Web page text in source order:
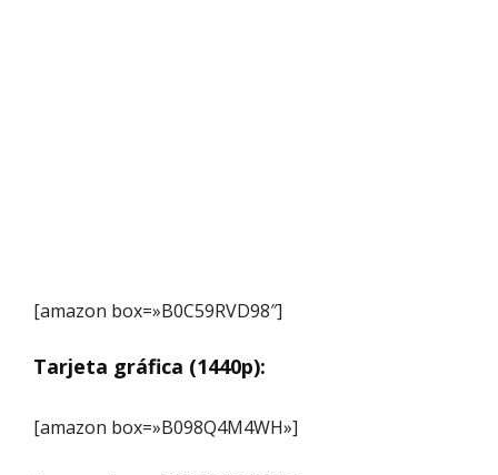
[amazon box=»B0C59RVD98″]
Tarjeta gráfica (1440p):
[amazon box=»B098Q4M4WH»]